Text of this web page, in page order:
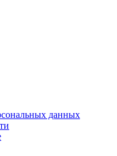
данных